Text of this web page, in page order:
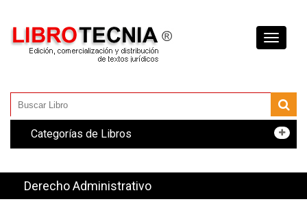
Toggle
Categorías de Libros
Derecho Administrativo